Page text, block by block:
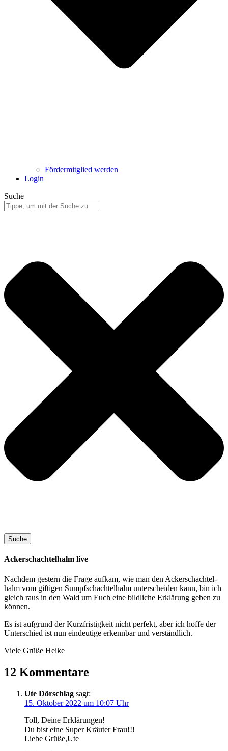
Fördermitglied werden
Login
Suche
Suche
Ackerschachtelhalm live
Nach­dem ges­tern die Fra­ge auf­kam, wie man den Acker­schach­tel­
halm vom gif­ti­gen Sumpf­schach­tel­halm unter­schei­den kann, bin ich
gleich raus in den Wald um Euch eine bild­li­che Erklä­rung geben zu
können.
Es ist auf­grund der Kurz­fris­tig­keit nicht per­fekt, aber ich hof­fe der
Unter­schied ist nun ein­deu­ti­ge erkenn­bar und verständlich.
Vie­le Grü­ße Heike
12 Kommentare
Ute Dörschlag sagt:
15. Oktober 2022 um 10:07 Uhr
Toll, Dei­ne Erklärungen!
Du bist eine Super Kräu­ter Frau!!!
Lie­be Grüße,Ute